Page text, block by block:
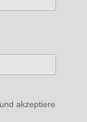
akzeptiere